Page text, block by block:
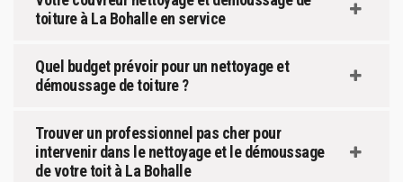
toiture à La Bohalle en service
Quel budget prévoir pour un nettoyage et
démoussage de toiture ?
Trouver un professionnel pas cher pour
intervenir dans le nettoyage et le démoussage
de votre toit à La Bohalle